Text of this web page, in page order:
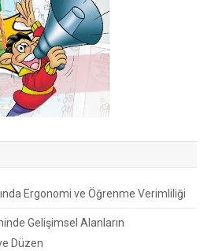
Ergonomi ve Öğrenme Verimliliği
Gelişimsel Alanların
Düzen